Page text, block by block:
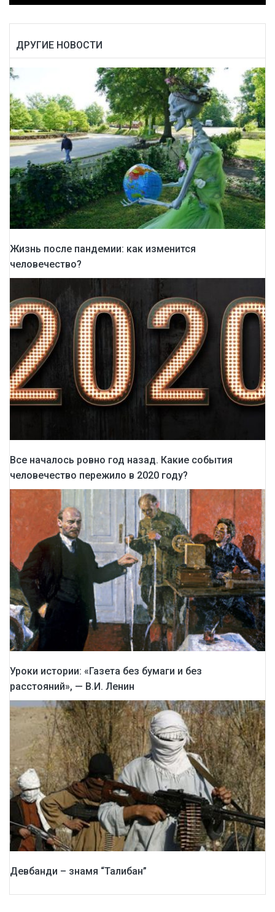
ДРУГИЕ НОВОСТИ
Жизнь после пандемии: как изменится
человечество?
Все началось ровно год назад. Какие события
человечество пережило в 2020 году?
Уроки истории: «Газета без бумаги и без
расстояний», — В.И. Ленин
Девбанди – знамя “Талибан”